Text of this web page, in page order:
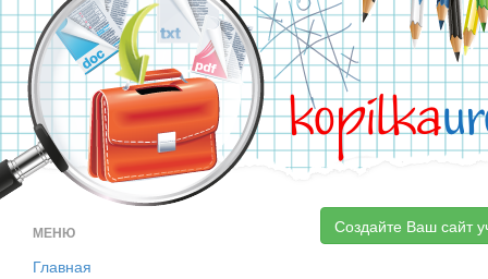
kopilka
МЕНЮ
Главная
Создайте Ваш сайт